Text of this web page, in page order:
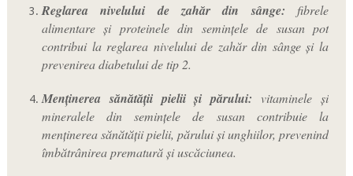
Reglarea nivelului de zahăr din sânge: fibrele
alimentare și proteinele din semințele de susan pot
contribui la reglarea nivelului de zahăr din sânge și la
prevenirea diabetului de tip 2.
Menținerea sănătății pielii și părului: vitaminele și
mineralele din semințele de susan contribuie la
menținerea sănătății pielii, părului și unghiilor, prevenind
îmbătrânirea prematură și uscăciunea.